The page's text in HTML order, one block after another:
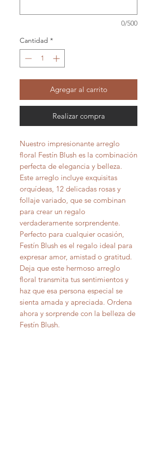
0/500
Cantidad *
Agregar al carrito
Realizar compra
Nuestro impresionante arreglo
floral Festín Blush es la combinación
perfecta de elegancia y belleza.
Este arreglo incluye exquisitas
orquídeas, 12 delicadas rosas y
follaje variado, que se combinan
para crear un regalo
verdaderamente sorprendente.
Perfecto para cualquier ocasión,
Festín Blush es el regalo ideal para
expresar amor, amistad o gratitud.
Deja que este hermoso arreglo
floral transmita tus sentimientos y
haz que esa persona especial se
sienta amada y apreciada. Ordena
ahora y sorprende con la belleza de
Festín Blush.